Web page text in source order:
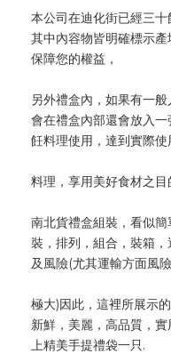
本公司在迪化街已經三十
其中內容物皆明確標示
保障您的權益，
另外禮盒內，如果有一
會在禮盒內部還會放入
飪料理使用，達到實際使
料理，享用美好食材之目
南北貨禮盒組裝，看似
裝，排列，組合，裝箱
及風險(尤其運輸方面風
極大)因此，這裡所展示
新鮮，美麗，高品質，
上精美手提禮袋一只.